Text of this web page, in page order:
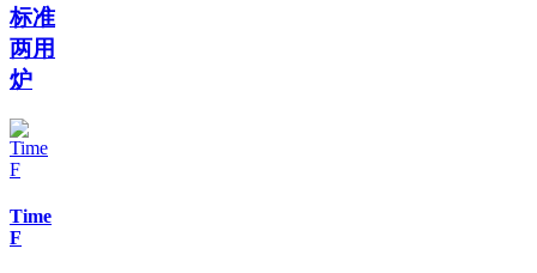
标准
两用
炉
Time
F